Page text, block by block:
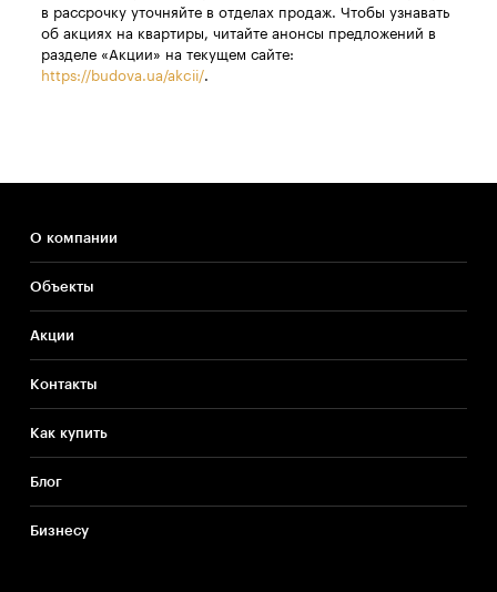
в рассрочку уточняйте в отделах продаж. Чтобы узнавать
об акциях на квартиры, читайте анонсы предложений в
разделе «Акции» на текущем сайте:
https://budova.ua/akcii/.
О компании
Объекты
Акции
Контакты
Как купить
Блог
Бизнесу